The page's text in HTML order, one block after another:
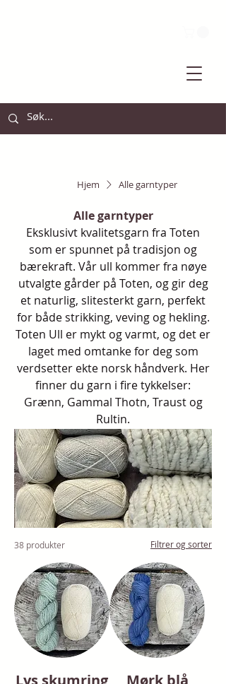
Hjem Alle garntyper
Alle garntyper
Eksklusivt kvalitetsgarn fra Toten
som er spunnet på tradisjon og
bærekraft. Vår ull kommer fra nøye
utvalgte gårder på Toten, og gir deg
et naturlig, slitesterkt garn, perfekt
for både strikking, veving og hekling.
Toten Ull er mykt og varmt, og det er
laget med omtanke for deg som
verdsetter ekte norsk håndverk. Her
finner du garn i fire tykkelser:
Grænn, Gammal Thotn, Traust og
Rultin.
38 produkter Filtrer og sorter